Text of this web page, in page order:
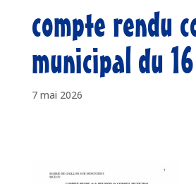
compte rendu
municipal du
7 mai 2026